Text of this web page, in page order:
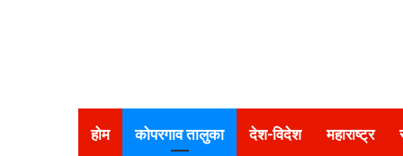
होम कोपरगाव तालुका देश-विदेश महाराष्ट्र